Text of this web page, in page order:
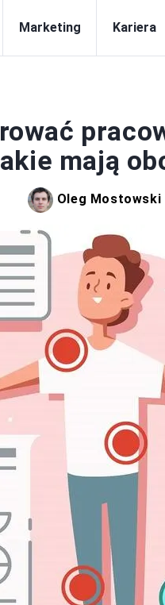
Marketing Kariera
mają
Oleg Mostowski